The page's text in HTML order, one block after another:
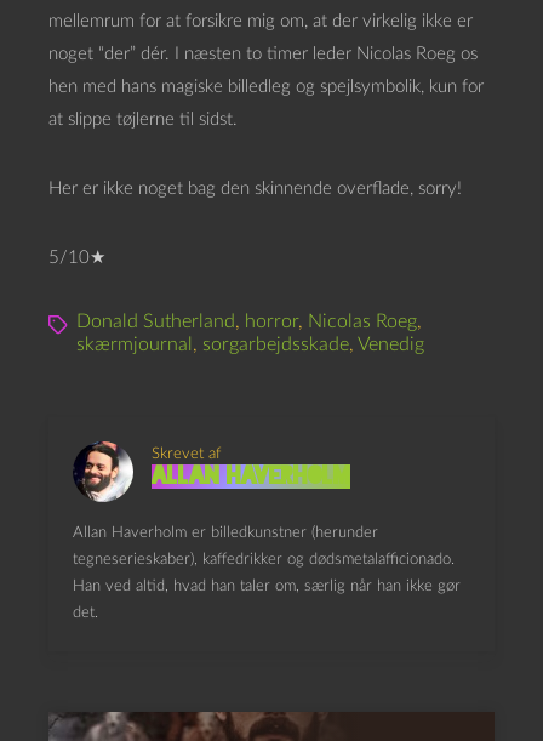
mellemrum for at forsikre mig om, at der virkelig ikke er
noget “der” dér. I næsten to timer leder Nicolas Roeg os
hen med hans magiske billedleg og spejlsymbolik, kun for
at slippe tøjlerne til sidst.
Her er ikke noget bag den skinnende overflade, sorry!
5/10★
Donald Sutherland, horror, Nicolas Roeg,
skærmjournal , sorgarbejdsskade, Venedig
Skrevet af
Allan Haverholm
Allan Haverholm er billedkunstner (herunder
tegneserieskaber), kaffedrikker og dødsmetalafficionado.
Han ved altid, hvad han taler om, særlig når han ikke gør
det.